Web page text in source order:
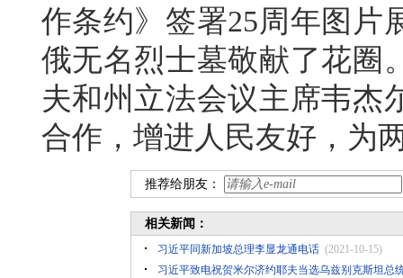
作条约》签署25周年图片
俄无名烈士墓敬献了花圈
夫和州立法会议主席韦杰
合作，增进人民友好，为
推荐给朋友：
相关新闻：
习近平同新加坡总理李显龙通电话 (2021-10-15)
习近平致电祝贺米尔济约耶夫当选乌兹别克斯坦总